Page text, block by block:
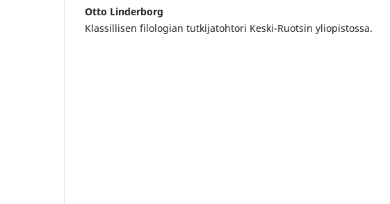
Otto Linderborg
Klassillisen filologian tutkijatohtori Keski-Ruotsin yliopistossa.